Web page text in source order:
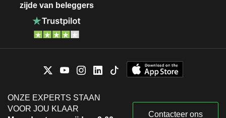
zijde van beleggers
ONZE EXPERTS STAAN
VOOR JOU KLAAR
Contacteer ons